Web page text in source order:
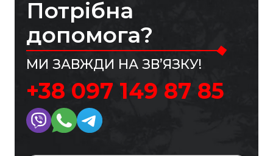
Потрібна
допомога?
МИ ЗАВЖДИ НА ЗВ’ЯЗКУ!
+38 097 149 87 85